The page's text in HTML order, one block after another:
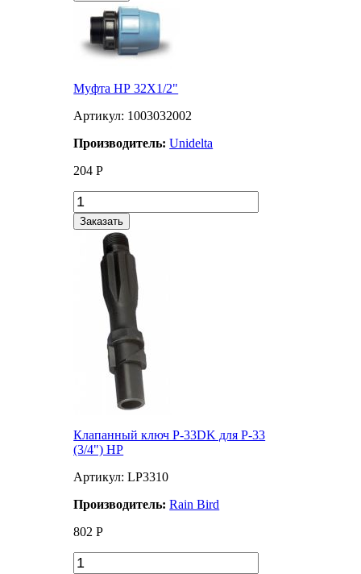
Муфта НР 32Х1/2"
Артикул: 1003032002
Производитель:Unidelta
204 Р
Заказать
Клапанный ключ P-33DK для P-33
(3/4") НР
Артикул: LP3310
Производитель:Rain Bird
802 Р